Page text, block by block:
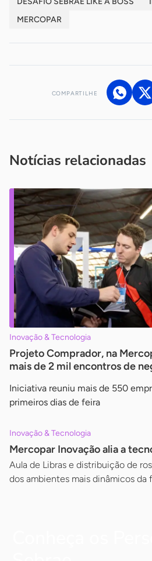
MERCOPAR
COMPARTILHE
Notícias relacionadas
Inovação & Tecnologia
Projeto Comprador, na
mais de 2 mil encontros de
Iniciativa reuniu mais de 550
primeiros dias de feira
Inovação & Tecnologia
Mercopar Inovação alia a
Aula de Libras e distribuição de
dos ambientes mais dinâmicos da